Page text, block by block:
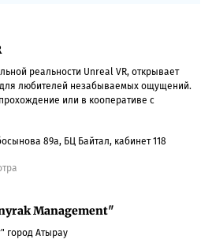
реальности Unreal VR, открывает
любителей незабываемых ощущений.
или в кооперативе с
89а, БЦ Байтал, кабинет 118
Management"
город Атырау